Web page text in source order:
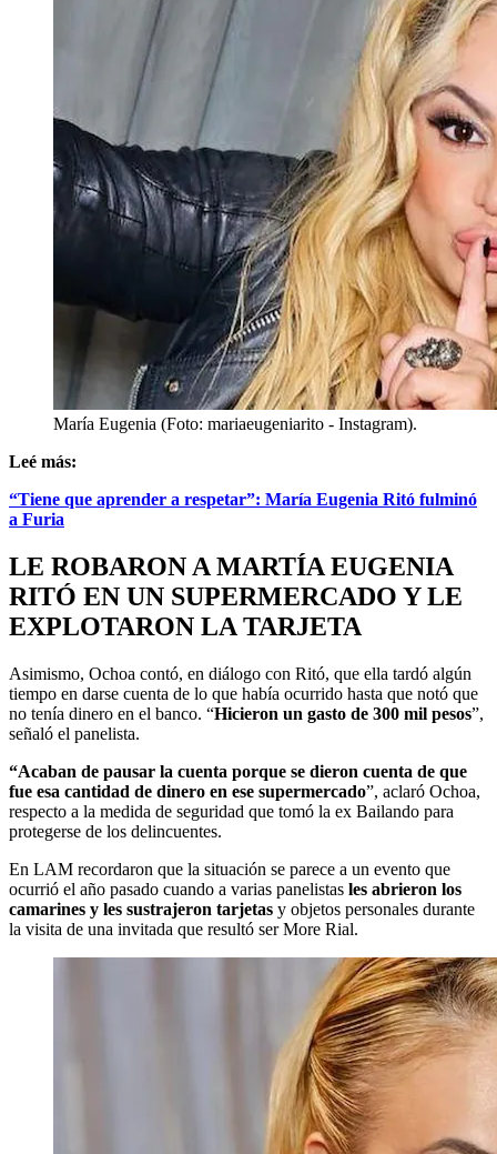
María Eugenia (Foto: mariaeugeniarito - Instagram).
Leé más:
“Tiene que aprender a respetar”: María Eugenia Ritó fulminó
a Furia
LE ROBARON A MARTÍA EUGENIA
RITÓ EN UN SUPERMERCADO Y LE
EXPLOTARON LA TARJETA
Asimismo, Ochoa contó, en diálogo con Ritó, que ella tardó algún
tiempo en darse cuenta de lo que había ocurrido hasta que notó que
no tenía dinero en el banco. “Hicieron un gasto de 300 mil pesos”,
señaló el panelista.
“Acaban de pausar la cuenta porque se dieron cuenta de que
fue esa cantidad de dinero en ese supermercado”, aclaró Ochoa,
respecto a la medida de seguridad que tomó la ex Bailando para
protegerse de los delincuentes.
En LAM recordaron que la situación se parece a un evento que
ocurrió el año pasado cuando a varias panelistas les abrieron los
camarines y les sustrajeron tarjetas y objetos personales durante
la visita de una invitada que resultó ser More Rial.